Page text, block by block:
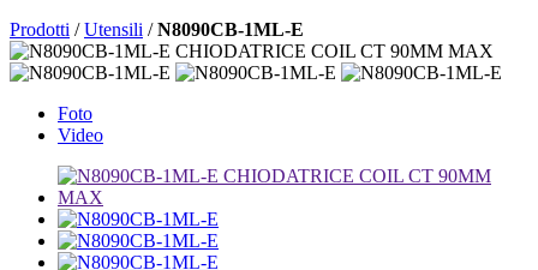
Prodotti /Utensili /N8090CB-1ML-E
Foto
Video